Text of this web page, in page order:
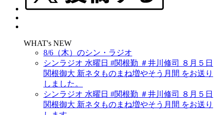
WHAT's NEW
8/6（木）のシン・ラジオ
シンラジオ 水曜日 #関根勤 ＃井川修司 ８月５日
関根御大 新ネタものまね増やそう月間 をお送り
しました。
シンラジオ 水曜日 #関根勤 ＃井川修司 ８月５日
関根御大 新ネタものまね増やそう月間 をお送り